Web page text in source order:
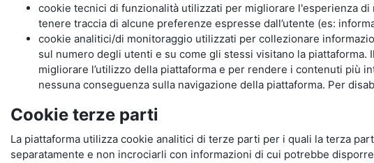
cookie tecnici di funzionalità utilizzati per migliorare l'esperienza
tenere traccia di alcune preferenze espresse dall’utente (es:
cookie analitici/di monitoraggio utilizzati per collezionare
sul numero degli utenti e su come gli stessi visitano la
migliorare l’utilizzo della piattaforma e per rendere i contenuti più
nessuna conseguenza sulla navigazione della piattaforma. Per
Cookie terze parti
La piattaforma utilizza cookie analitici di terze parti per i quali la terza
separatamente e non incrociarli con informazioni di cui potrebbe